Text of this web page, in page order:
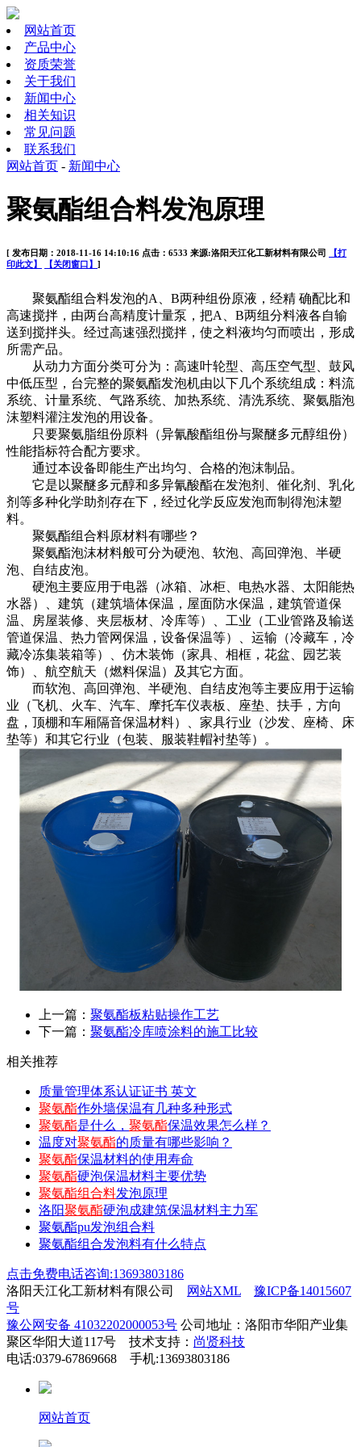
网站首页
产品中心
资质荣誉
关于我们
新闻中心
相关知识
常见问题
联系我们
网站首页 - 新闻中心
聚氨酯组合料发泡原理
[ 发布日期：2018-11-16 14:10:16 点击：6533 来源:洛阳天江化工新材料有限公司
【打
印此文】
【关闭窗口】 ]
聚氨酯组合料发泡的A、B两种组份原液，经精 确配比和
高速搅拌，由两台高精度计量泵，把A、B两组分料液各自输
送到搅拌头。经过高速强烈搅拌，使之料液均匀而喷出，形成
所需产品。
从动力方面分类可分为：高速叶轮型、高压空气型、鼓风
中低压型，台完整的聚氨酯发泡机由以下几个系统组成：料流
系统、计量系统、气路系统、加热系统、清洗系统、聚氨脂泡
沫塑料灌注发泡的用设备。
只要聚氨脂组份原料（异氰酸酯组份与聚醚多元醇组份）
性能指标符合配方要求。
通过本设备即能生产出均匀、合格的泡沫制品。
它是以聚醚多元醇和多异氰酸酯在发泡剂、催化剂、乳化
剂等多种化学助剂存在下，经过化学反应发泡而制得泡沫塑
料。
聚氨酯组合料原材料有哪些？
聚氨酯泡沫材料般可分为硬泡、软泡、高回弹泡、半硬
泡、自结皮泡。
硬泡主要应用于电器（冰箱、冰柜、电热水器、太阳能热
水器）、建筑（建筑墙体保温，屋面防水保温，建筑管道保
温、房屋装修、夹层板材、冷库等）、工业（工业管路及输送
管道保温、热力管网保温，设备保温等）、运输（冷藏车，冷
藏冷冻集装箱等）、仿木装饰（家具、相框，花盆、园艺装
饰）、航空航天（燃料保温）及其它方面。
而软泡、高回弹泡、半硬泡、自结皮泡等主要应用于运输
业（飞机、火车、汽车、摩托车仪表板、座垫、扶手，方向
盘，顶棚和车厢隔音保温材料）、家具行业（沙发、座椅、床
垫等）和其它行业（包装、服装鞋帽衬垫等）。
上一篇： 聚氨酯板粘贴操作工艺
下一篇： 聚氨酯冷库喷涂料的施工比较
相关推荐
质量管理体系认证证书 英文
聚氨酯作外墙保温有几种多种形式
聚氨酯是什么， 聚氨酯保温效果怎么样？
温度对聚氨酯的质量有哪些影响？
聚氨酯保温材料的使用寿命
聚氨酯硬泡保温材料主要优势
聚氨酯组合料发泡原理
洛阳聚氨酯硬泡成建筑保温材料主力军
聚氨酯pu发泡组合料
聚氨酯组合发泡料有什么特点
点击免费电话咨询:13693803186
洛阳天江化工新材料有限公司
网站XML
豫ICP备14015607
号
豫公网安备 41032202000053号 公司地址：洛阳市华阳产业集
聚区华阳大道117号 技术支持： 尚贤科技
电话:0379-67869668 手机:13693803186
网站首页